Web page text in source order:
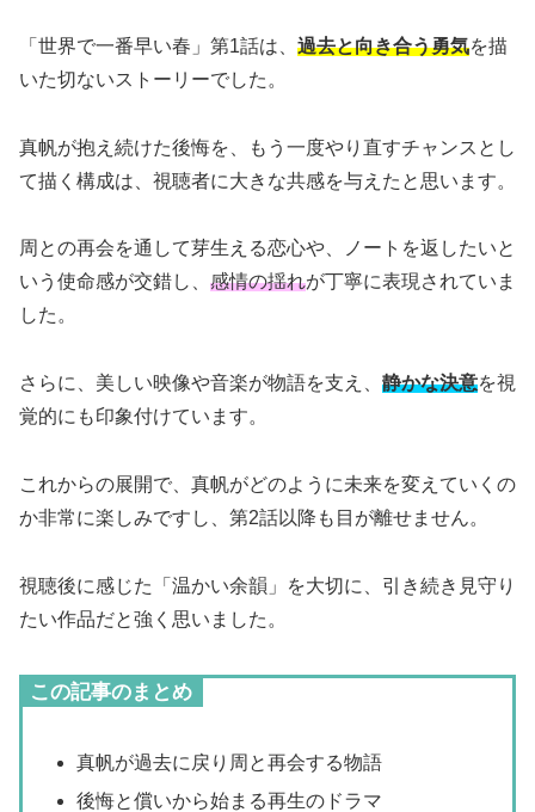
「世界で一番早い春」第1話は、 過去と向き合う勇気を描
いた切ないストーリーでした。
真帆が抱え続けた後悔を、もう一度やり直すチャンスとし
て描く構成は、視聴者に大きな共感を与えたと思います。
周との再会を通して芽生える恋心や、ノートを返したいと
いう使命感が交錯し、 感情の揺れが丁寧に表現されていま
した。
さらに、美しい映像や音楽が物語を支え、 静かな決意を視
覚的にも印象付けています。
これからの展開で、真帆がどのように未来を変えていくの
か非常に楽しみですし、第2話以降も目が離せません。
視聴後に感じた「温かい余韻」を大切に、引き続き見守り
たい作品だと強く思いました。
この記事のまとめ
真帆が過去に戻り周と再会する物語
後悔と償いから始まる再生のドラマ